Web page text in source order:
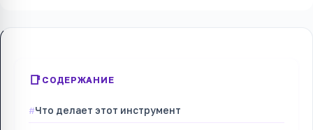
СОДЕРЖАНИЕ
Что делает этот инструмент